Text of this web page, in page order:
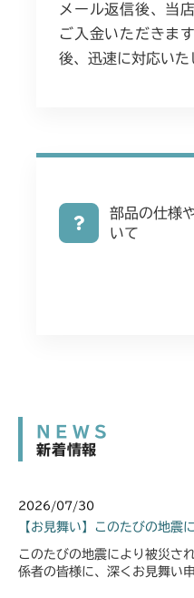
メール返信後、当
ご入金いただきま
後、迅速に対応いた
部品の仕様
いて
NEWS
新着情報
2026/07/30
【お見舞い】このたびの地震
このたびの地震により被災さ
係者の皆様に、深くお見舞い